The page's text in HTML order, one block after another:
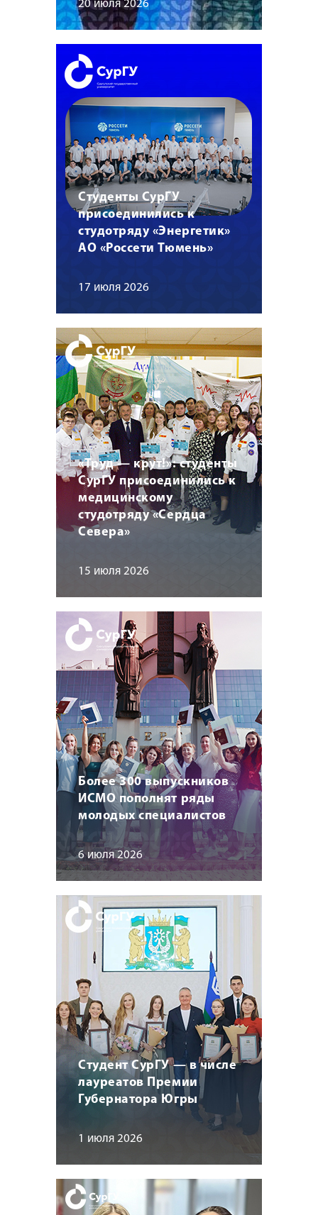
20 июля 2026
Студенты СурГУ
присоединились к
студотряду «Энергетик»
АО «Россети Тюмень»
17 июля 2026
«Труд — крут!»: студенты
СурГУ присоединились к
медицинскому
студотряду «Сердца
Севера»
15 июля 2026
Более 300 выпускников
ИСМО пополнят ряды
молодых специалистов
6 июля 2026
Студент СурГУ — в числе
лауреатов Премии
Губернатора Югры
1 июля 2026